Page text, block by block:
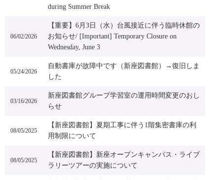
during Summer Break
06/02/2026
【重要】6月3日（水）台風接近に伴う臨時休館の
お知らせ/ [Important] Temporary Closure on
Wednesday, June 3
05/24/2026
自動書庫が故障中です（新座図書館）→復旧しま
した
03/16/2026
新座図書館グループ学習室の運用時間変更のおし
らせ
08/05/2025
【新座図書館】夏期工事に伴う1階集密書庫の利
用制限について
08/05/2025
【新座図書館】新座オープンキャンパス・ライブ
ラリーツアーの実施について